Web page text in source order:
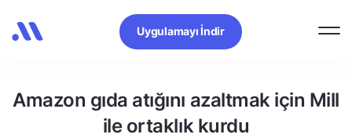
Uygulamayı İndir
Amazon gıda atığını azaltmak için Mill
ile ortaklık kurdu